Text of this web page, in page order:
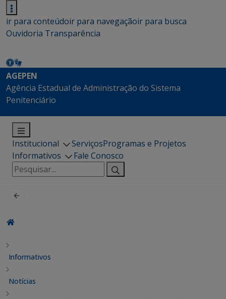
ir para conteúdoir para navegaçãoir para busca
Ouvidoria Transparência
AGEPEN
Agência Estadual de Administração do Sistema
Penitenciário
Institucional ServiçosProgramas e Projetos
Informativos
Fale Conosco
Pesquisar
por:
Informativos
Notícias